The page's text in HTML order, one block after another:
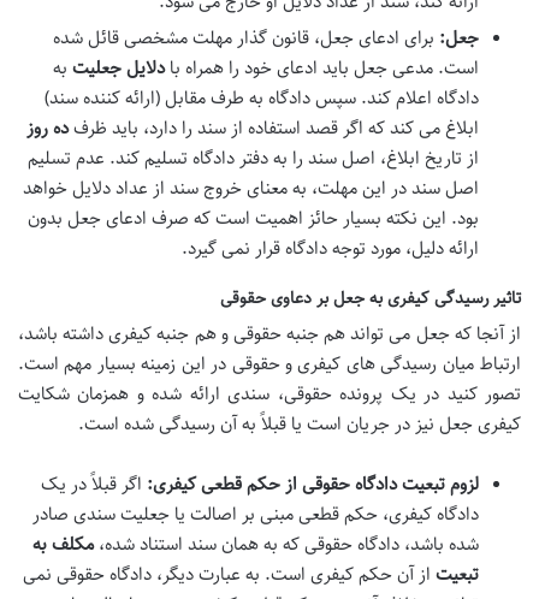
جعل: برای ادعای جعل، قانون گذار مهلت مشخصی قائل شده
است. مدعی جعل باید ادعای خود را همراه بادلایل جعلیت به
دادگاه اعلام کند. سپس دادگاه به طرف مقابل (ارائه کننده سند)
ابلاغ می کند که اگر قصد استفاده از سند را دارد، باید ظرفده روز
از تاریخ ابلاغ، اصل سند را به دفتر دادگاه تسلیم کند. عدم تسلیم
اصل سند در این مهلت، به معنای خروج سند از عداد دلایل خواهد
بود. این نکته بسیار حائز اهمیت است که صرف ادعای جعل بدون
ارائه دلیل، مورد توجه دادگاه قرار نمی گیرد.
تاثیر رسیدگی کیفری به جعل بر دعاوی حقوقی
از آنجا که جعل می تواند هم جنبه حقوقی و هم جنبه کیفری داشته باشد،
ارتباط میان رسیدگی های کیفری و حقوقی در این زمینه بسیار مهم است.
تصور کنید در یک پرونده حقوقی، سندی ارائه شده و همزمان شکایت
کیفری جعل نیز در جریان است یا قبلاً به آن رسیدگی شده است.
لزوم تبعیت دادگاه حقوقی از حکم قطعی کیفری: اگر قبلاً در یک
دادگاه کیفری، حکم قطعی مبنی بر اصالت یا جعلیت سندی صادر
شده باشد، دادگاه حقوقی که به همان سند استناد شده،مکلف به
تبعیت از آن حکم کیفری است. به عبارت دیگر، دادگاه حقوقی نمی